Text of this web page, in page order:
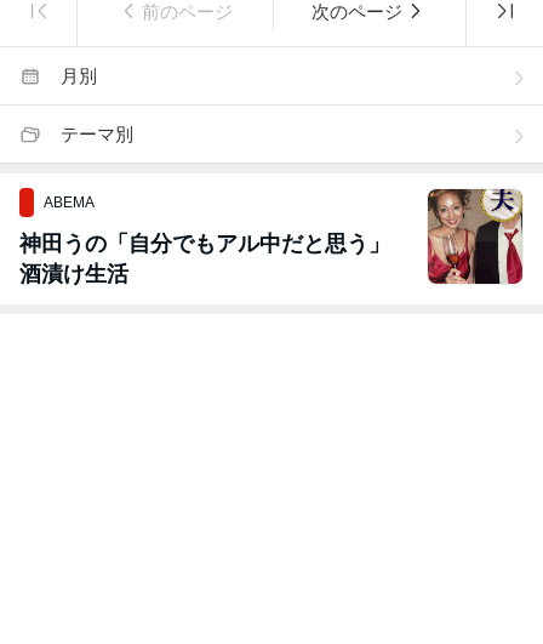
前のページ 次のページ
月別
テーマ別
ABEMA
神田うの「自分でもアル中だと思う」
酒漬け生活